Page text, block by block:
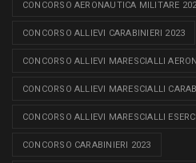
CONCORSO AERONAUTICA MILITARE
CONCORSO ALLIEVI CARABINIERI 2023
CONCORSO ALLIEVI MARESCIALLI
CONCORSO ALLIEVI MARESCIALLI
CONCORSO ALLIEVI MARESCIALLI
CONCORSO CARABINIERI 2023